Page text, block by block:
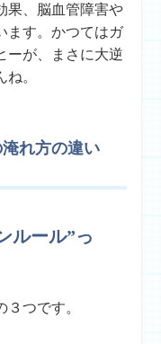
果、脳血管障害や
ます。かつてはガ
ーが、まさに大逆
。
れ方の違い
ルール”っ
つです。